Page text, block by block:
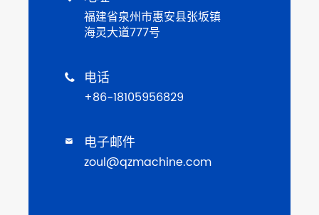
福建省泉州市惠安县张坂镇
海灵大道777号
 电话
+86-18105956829
 电子邮件
zoul@qzmachine.com